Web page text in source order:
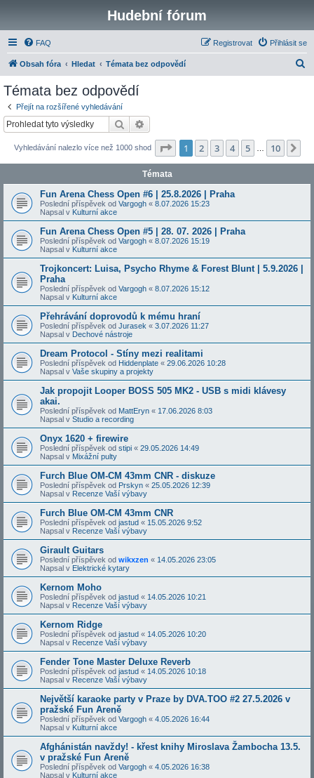
Hudební fórum
FAQ Přihlásit se
Registrovat
Obsah fóra Hledat Témata bez odpovědí
Témata bez odpovědí
Přejít na rozšířené vyhledávání
Hledat
Vyhledávání nalezlo více než 1000 shod Stránka z 10
1 2 3 4 5 10
Témata
Fun Arena Chess Open #6 | 25.8.2026 | Praha
Poslední příspěvek od Vargogh « 8.07.2026 15:23
Napsal v Kulturní akce
Fun Arena Chess Open #5 | 28. 07. 2026 | Praha
Poslední příspěvek od Vargogh « 8.07.2026 15:19
Napsal v Kulturní akce
Trojkoncert: Luisa, Psycho Rhyme & Forest Blunt | 5.9.2026 |
Praha
Poslední příspěvek od Vargogh « 8.07.2026 15:12
Napsal v Kulturní akce
Přehrávání doprovodů k mému hraní
Poslední příspěvek od Jurasek « 3.07.2026 11:27
Napsal v Dechové nástroje
Dream Protocol - Stíny mezi realitami
Poslední příspěvek od Hiddenplate « 29.06.2026 10:28
Napsal v Vaše skupiny a projekty
Jak propojit Looper BOSS 505 MK2 - USB s midi klávesy
akai.
Poslední příspěvek od MattEryn « 17.06.2026 8:03
Napsal v Studio a recording
Onyx 1620 + firewire
Poslední příspěvek od stipi « 29.05.2026 14:49
Napsal v Mixážní pulty
Furch Blue OM-CM 43mm CNR - diskuze
Poslední příspěvek od Prskyn « 25.05.2026 12:39
Napsal v Recenze Vaší výbavy
Furch Blue OM-CM 43mm CNR
Poslední příspěvek od jastud « 15.05.2026 9:52
Napsal v Recenze Vaší výbavy
Girault Guitars
Poslední příspěvek od wikxzen « 14.05.2026 23:05
Napsal v Elektrické kytary
Kernom Moho
Poslední příspěvek od jastud « 14.05.2026 10:21
Napsal v Recenze Vaší výbavy
Kernom Ridge
Poslední příspěvek od jastud « 14.05.2026 10:20
Napsal v Recenze Vaší výbavy
Fender Tone Master Deluxe Reverb
Poslední příspěvek od jastud « 14.05.2026 10:18
Napsal v Recenze Vaší výbavy
Největší karaoke party v Praze by DVA.TOO #2 27.5.2026 v
pražské Fun Areně
Poslední příspěvek od Vargogh « 4.05.2026 16:44
Napsal v Kulturní akce
Afghánistán navždy! - křest knihy Miroslava Žambocha 13.5.
v pražské Fun Areně
Poslední příspěvek od Vargogh « 4.05.2026 16:38
Napsal v Kulturní akce